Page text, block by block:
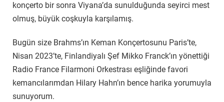
konçerto bir sonra Viyana’da sunulduğunda seyirci mest
olmuş, büyük coşkuyla karşılamış.
Bugün size Brahms’ın Keman Konçertosunu Paris’te,
Nisan 2023’te, Finlandiyalı Şef Mikko Franck’ın yönettiği
Radio France Filarmoni Orkestrası eşliğinde favori
kemancılarımdan Hilary Hahn’ın bence harika yorumuyla
sunuyorum.